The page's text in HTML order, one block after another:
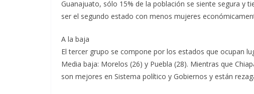
Guanajuato, sólo 15% de la población se siente segura y
ser el segundo estado con menos mujeres
A la baja
El tercer grupo se compone por los estados que ocupan
Media baja: Morelos (26) y Puebla (28). Mientras que
son mejores en Sistema político y Gobiernos y están